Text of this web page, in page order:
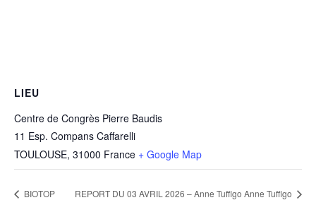
LIEU
Centre de Congrès Pierre Baudis
11 Esp. Compans Caffarelli
TOULOUSE, 31000 France + Google Map
BIOTOP REPORT DU 03 AVRIL 2026 – Anne Tuffigo Anne Tuffigo